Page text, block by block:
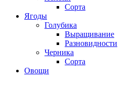
Сорта
Ягоды
Голубика
Выращивание
Разновидности
Черника
Сорта
Овощи